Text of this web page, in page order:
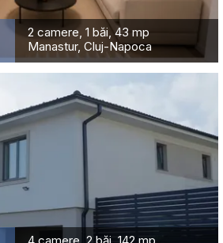
2 camere 1 băi 43 mp
Manastur, Cluj-Napoca
4 camere 2 băi 142 mp